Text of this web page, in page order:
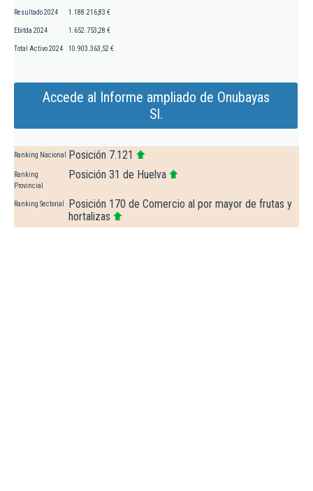
Resultado 2024 1.188.216,83 €
Ebitda 2024 1.652.753,28 €
Total Activo 2024 10.903.363,52 €
Accede al Informe ampliado de Onubayas
Sl.
Ranking Nacional Posición 7.121
Ranking
Provincial
Posición 31 de Huelva
Ranking Sectorial
Posición 170 de Comercio al por mayor de frutas y
hortalizas